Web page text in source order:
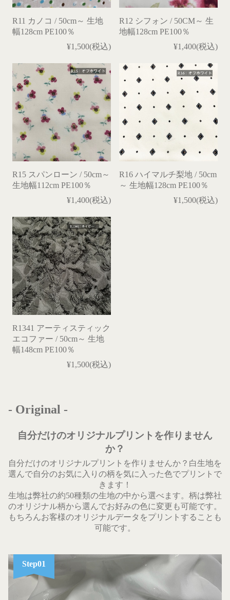
R11 カノコ / 50cm～ 生地
幅128cm PE100％
¥1,500(税込)
R12 シフォン / 50CM～ 生
地幅128cm PE100％
¥1,400(税込)
R15 スパンローン / 50cm～
生地幅112cm PE100％
¥1,400(税込)
R16 ハイマルチ梨地 / 50cm
～ 生地幅128cm PE100％
¥1,500(税込)
R1341 アーティスティック
エコファー / 50cm～ 生地
幅148cm PE100％
¥1,500(税込)
- Original -
自分だけのオリジナルプリントを作りません
か？
自分だけのオリジナルプリントを作りませんか？白生地を
選んで自分のお気に入りの柄を気に入った色でプリントで
きます！
生地は弊社の約50種類の生地の中から選べます。柄は弊社
のオリジナル柄から選んでお好みの色に変更も可能です。
もちろんお客様のオリジナルデータをプリントすることも
可能です。
Step01